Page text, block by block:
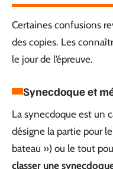
Certaines confusions
des copies. Les
le jour de l’épreuve.
Synecdoque et
La synecdoque est un
désigne la partie pour
bateau ») ou le tout
classer une